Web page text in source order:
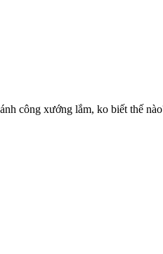
công xướng lắm, ko biết thế